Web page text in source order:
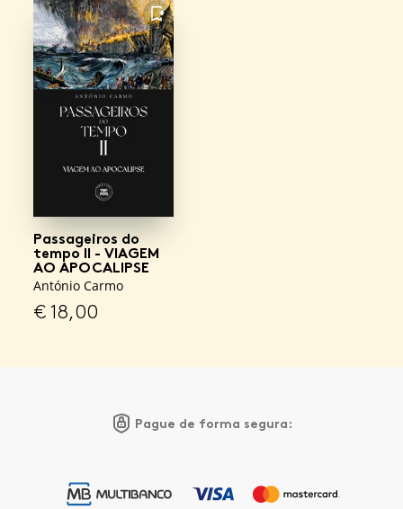
FAVORITO
Passageiros do
tempo II - VIAGEM
AO APOCALIPSE
António Carmo
€18,00
Pague de forma segura: